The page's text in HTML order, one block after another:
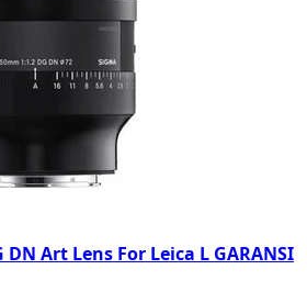
Art Lens For Leica L GARANSI